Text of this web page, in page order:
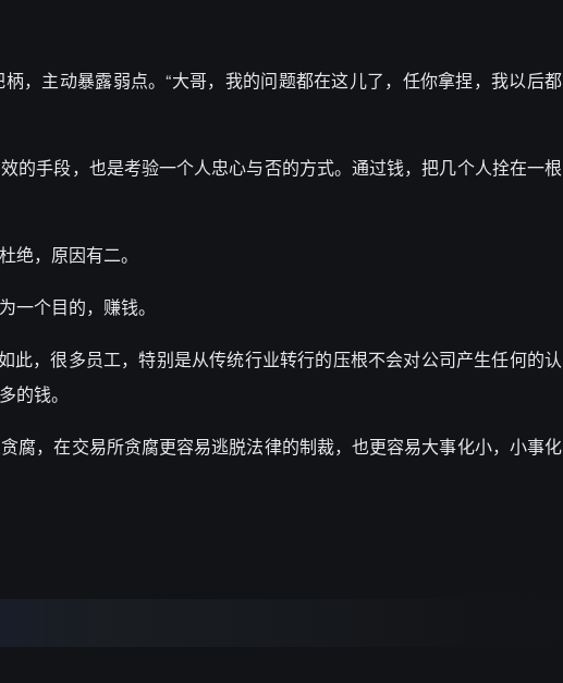
，主动暴露弱点。“大哥，我的问题都在这儿了，任你拿捏，我以后都
的手段，也是考验一个人忠心与否的方式。通过钱，把几个人拴在一根
绝，原因有二。
一个目的，赚钱。
此，很多员工，特别是从传统行业转行的压根不会对公司产生任何的认
的钱。
腐，在交易所贪腐更容易逃脱法律的制裁，也更容易大事化小，小事化